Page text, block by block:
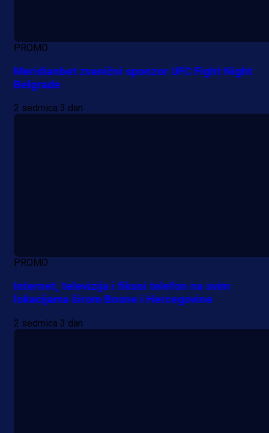
PROMO
Meridianbet zvanični sponzor UFC Fight Night
Belgrade
2 sedmica 3 dan
PROMO
Internet, televizija i fiksni telefon na svim
lokacijama širom Bosne i Hercegovine
2 sedmica 3 dan